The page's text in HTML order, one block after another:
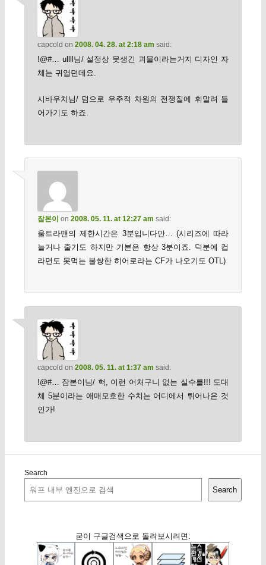
capcold on 2008. 04. 28. at 2:18 am said:
!@#… ullll님/ 설정상 못생긴 괴물이라는거지 디자인 자
체는 귀엽던데요.
시바우치님/ 덤으로 우주적 차원의 전쟁질에 휘말려 들
어가기도 하죠.
잠본이 on 2008. 05. 11. at 12:27 am said:
울트라맨의 제한시간은 3분입니다만… (시리즈에 따라
늘거나 줄기도 하지만 기본은 항상 3분이죠. 덕분에 컵
라면도 못먹는 불쌍한 히어로라는 CF가 나오기도 OTL)
capcold on 2008. 05. 11. at 1:37 am said:
!@#… 잠본이님/ 헉, 이런 어처구니 없는 실수를!!! 도대
체 5분이라는 애매모호한 수치는 어디에서 튀어나온 것
인가!
Search
Search
굳이 구글검색으로 돌려보시려면: